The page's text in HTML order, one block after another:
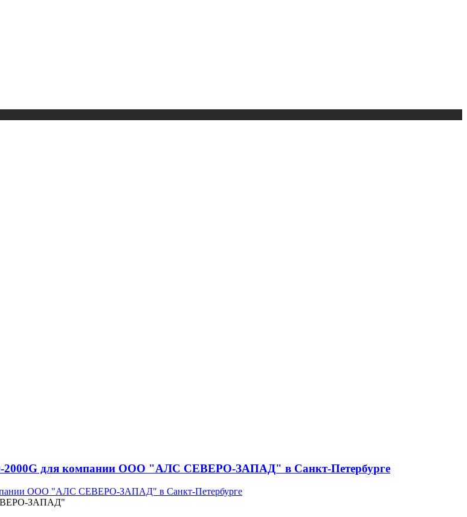
2000G для компании ООО "АЛС СЕВЕРО-ЗАПАД" в Санкт-Петербурге
ЗАПАД"